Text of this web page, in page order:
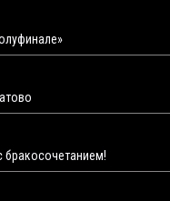
бракосочетанием!